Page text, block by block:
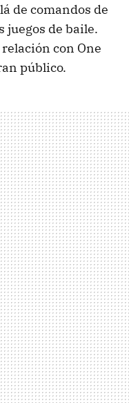
de comandos de
juegos de baile.
con One
público.